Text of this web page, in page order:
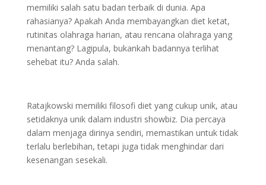
memiliki salah satu badan terbaik di dunia. Apa
rahasianya? Apakah Anda membayangkan diet ketat,
rutinitas olahraga harian, atau rencana olahraga yang
menantang? Lagipula, bukankah badannya terlihat
sehebat itu? Anda salah.
Ratajkowski memiliki filosofi diet yang cukup unik, atau
setidaknya unik dalam industri showbiz. Dia percaya
dalam menjaga dirinya sendiri, memastikan untuk tidak
terlalu berlebihan, tetapi juga tidak menghindar dari
kesenangan sesekali.